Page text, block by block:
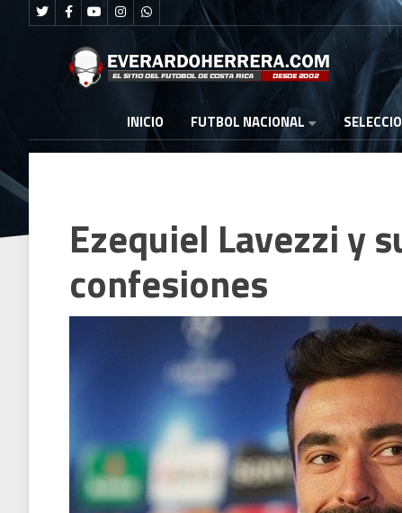
INICIO FUTBOL NACIONAL
Ezequiel Lavezzi y
confesiones